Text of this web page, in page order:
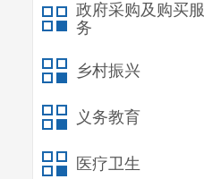
政府采购及购买服
务
乡村振兴
义务教育
医疗卫生